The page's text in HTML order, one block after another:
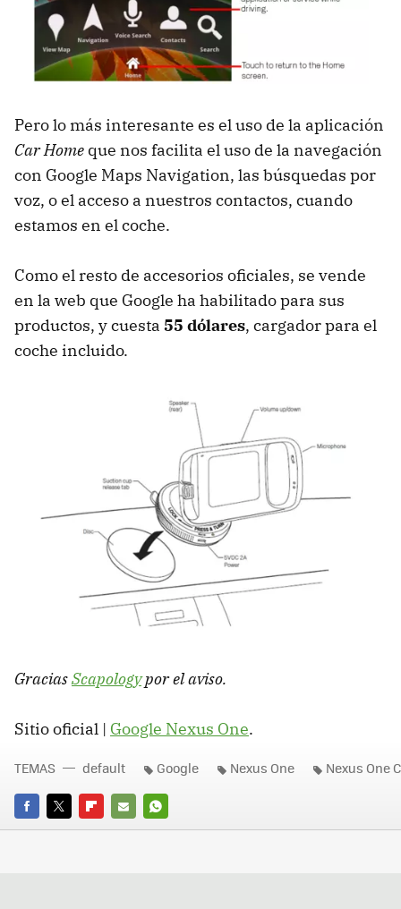
Pero lo más interesante es el uso de la aplicación
Car Home que nos facilita el uso de la navegación
con Google Maps Navigation, las búsquedas por
voz, o el acceso a nuestros contactos, cuando
estamos en el coche.
Como el resto de accesorios oficiales, se vende
en la web que Google ha habilitado para sus
productos, y cuesta 55 dólares, cargador para el
coche incluido.
GraciasScapologypor el aviso.
Sitio oficial | Google Nexus One.
FACEBOOK
TWITTERFLIPBOARD
E-
WHATSAPP
TEMAS default Google Nexus One Nexus One